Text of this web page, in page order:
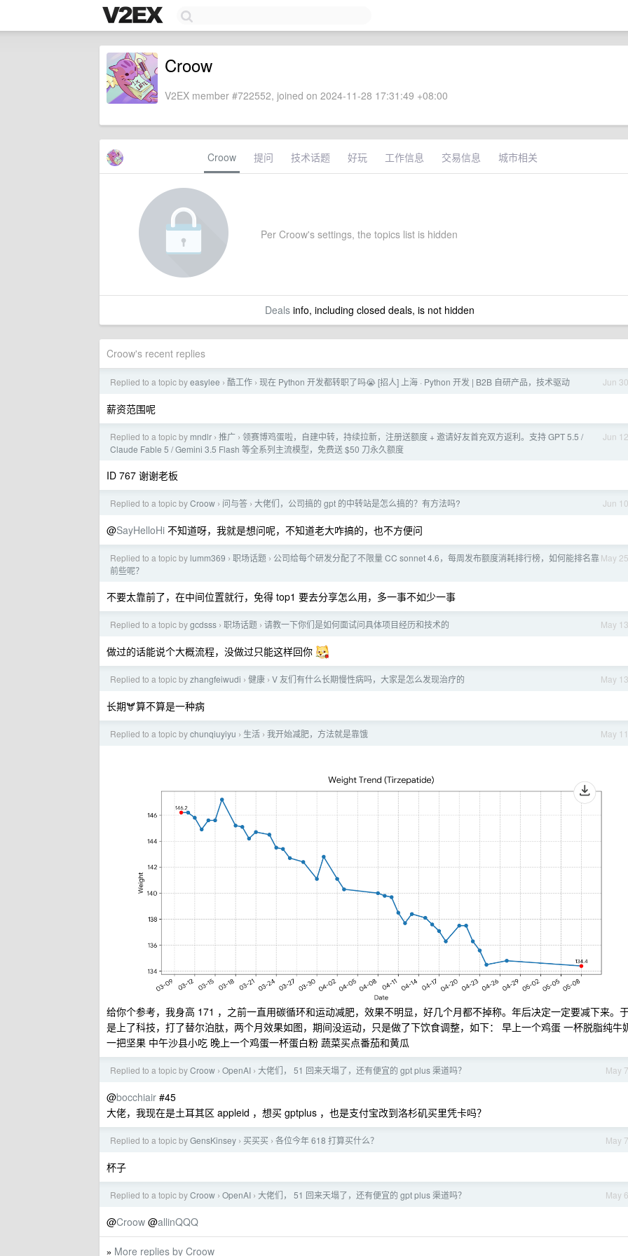
Croow
V2EX member #722552, joined on 2024-11-28 17:31:49 +08:00
Croow 提问 技术话题 好玩 工作信息 交易信息 城市相关
Per Croow's settings, the topics list is hidden
Dealsinfo, including closed deals, is not hidden
Croow's recent replies
Jun 30
Replied to a topic byeasylee › 酷工作 › 现在 Python 开发都转职了吗😭 [招人] 上海 · Python 开发 | B2B 自研产品，技术驱动
薪资范围呢
Jun 12
Replied to a topic by mndlr › 推广 › 领赛博鸡蛋啦，自建中转，持续拉新，注册送额度 + 邀请好友首充双方返利。支持 GPT 5.5 /
Claude Fable 5 / Gemini 3.5 Flash 等全系列主流模型，免费送 $50 刀永久额度
ID 767 谢谢老板
Jun 10
Replied to a topic byCroow › 问与答 › 大佬们，公司搞的 gpt 的中转站是怎么搞的？有方法吗?
@SayHelloHi 不知道呀，我就是想问呢，不知道老大咋搞的，也不方便问
May 25
Replied to a topic by lumm369 › 职场话题 › 公司给每个研发分配了不限量 CC sonnet 4.6，每周发布额度消耗排行榜，如何能排名靠
前些呢？
不要太靠前了，在中间位置就行，免得 top1 要去分享怎么用，多一事不如少一事
May 13
Replied to a topic bygcdsss › 职场话题 › 请教一下你们是如何面试问具体项目经历和技术的
做过的话能说个大概流程，没做过只能这样回你
May 13
Replied to a topic byzhangfeiwudi › 健康 › V 友们有什么长期慢性病吗，大家是怎么发现治疗的
长期🫎算不算是一种病
May 11
Replied to a topic bychunqiuyiyu › 生活 › 我开始减肥，方法就是靠饿
给你个参考，我身高 171 ，之前一直用碳循环和运动减肥，效果不明显，好几个月都不掉称。年后决定一定要减下来。
是上了科技，打了替尔泊肽，两个月效果如图，期间没运动，只是做了下饮食调整，如下： 早上一个鸡蛋 一杯脱脂纯牛
一把坚果 中午沙县小吃 晚上一个鸡蛋一杯蛋白粉 蔬菜买点番茄和黄瓜
May 7
Replied to a topic byCroow › OpenAI › 大佬们， 51 回来天塌了，还有便宜的 gpt plus 渠道吗？
@bocchiair #45
大佬，我现在是土耳其区 appleid ，想买 gptplus ，也是支付宝改到洛杉矶买里凭卡吗？
May 7
Replied to a topic byGensKinsey › 买买买 › 各位今年 618 打算买什么？
杯子
May 6
Replied to a topic byCroow › OpenAI › 大佬们， 51 回来天塌了，还有便宜的 gpt plus 渠道吗？
@Croow @allinQQQ
» More replies by Croow